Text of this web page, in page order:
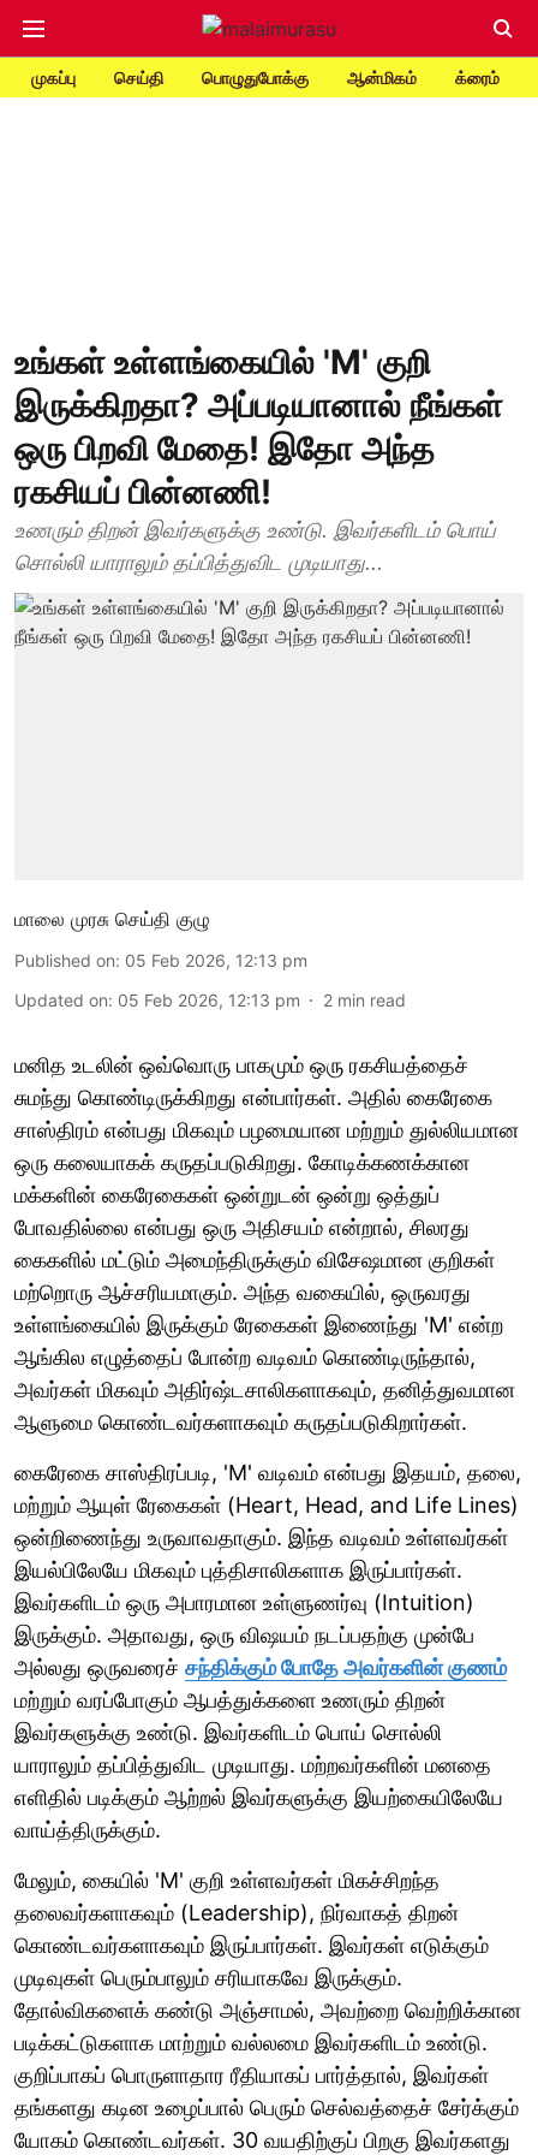
முகப்பு செய்தி பொழுதுபோக்கு ஆன்மிகம் க்ரைம்
உங்கள் உள்ளங்கையில் 'M' குறி
இருக்கிறதா? அப்படியானால் நீங்கள்
ஒரு பிறவி மேதை! இதோ அந்த
ரகசியப் பின்னணி!
உணரும் திறன் இவர்களுக்கு உண்டு. இவர்களிடம் பொய்
சொல்லி யாராலும் தப்பித்துவிட முடியாது...
மாலை முரசு செய்தி குழு
Published on: 05 Feb 2026, 12:13 pm
Updated on: 05 Feb 2026, 12:13 pm 2 min read
மனித உடலின் ஒவ்வொரு பாகமும் ஒரு ரகசியத்தைச்
சுமந்து கொண்டிருக்கிறது என்பார்கள். அதில் கைரேகை
சாஸ்திரம் என்பது மிகவும் பழமையான மற்றும் துல்லியமான
ஒரு கலையாகக் கருதப்படுகிறது. கோடிக்கணக்கான
மக்களின் கைரேகைகள் ஒன்றுடன் ஒன்று ஒத்துப்
போவதில்லை என்பது ஒரு அதிசயம் என்றால், சிலரது
கைகளில் மட்டும் அமைந்திருக்கும் விசேஷமான குறிகள்
மற்றொரு ஆச்சரியமாகும். அந்த வகையில், ஒருவரது
உள்ளங்கையில் இருக்கும் ரேகைகள் இணைந்து 'M' என்ற
ஆங்கில எழுத்தைப் போன்ற வடிவம் கொண்டிருந்தால்,
அவர்கள் மிகவும் அதிர்ஷ்டசாலிகளாகவும், தனித்துவமான
ஆளுமை கொண்டவர்களாகவும் கருதப்படுகிறார்கள்.
கைரேகை சாஸ்திரப்படி, 'M' வடிவம் என்பது இதயம், தலை,
மற்றும் ஆயுள் ரேகைகள் (Heart, Head, and Life Lines)
ஒன்றிணைந்து உருவாவதாகும். இந்த வடிவம் உள்ளவர்கள்
இயல்பிலேயே மிகவும் புத்திசாலிகளாக இருப்பார்கள்.
இவர்களிடம் ஒரு அபாரமான உள்ளுணர்வு (Intuition)
இருக்கும். அதாவது, ஒரு விஷயம் நடப்பதற்கு முன்பே
அல்லது ஒருவரைச் சந்திக்கும் போதே அவர்களின் குணம்
மற்றும் வரப்போகும் ஆபத்துக்களை உணரும் திறன்
இவர்களுக்கு உண்டு. இவர்களிடம் பொய் சொல்லி
யாராலும் தப்பித்துவிட முடியாது. மற்றவர்களின் மனதை
எளிதில் படிக்கும் ஆற்றல் இவர்களுக்கு இயற்கையிலேயே
வாய்த்திருக்கும்.
மேலும், கையில் 'M' குறி உள்ளவர்கள் மிகச்சிறந்த
தலைவர்களாகவும் (Leadership), நிர்வாகத் திறன்
கொண்டவர்களாகவும் இருப்பார்கள். இவர்கள் எடுக்கும்
முடிவுகள் பெரும்பாலும் சரியாகவே இருக்கும்.
தோல்விகளைக் கண்டு அஞ்சாமல், அவற்றை வெற்றிக்கான
படிக்கட்டுகளாக மாற்றும் வல்லமை இவர்களிடம் உண்டு.
குறிப்பாகப் பொருளாதார ரீதியாகப் பார்த்தால், இவர்கள்
தங்களது கடின உழைப்பால் பெரும் செல்வத்தைச் சேர்க்கும்
யோகம் கொண்டவர்கள். 30 வயதிற்குப் பிறகு இவர்களது